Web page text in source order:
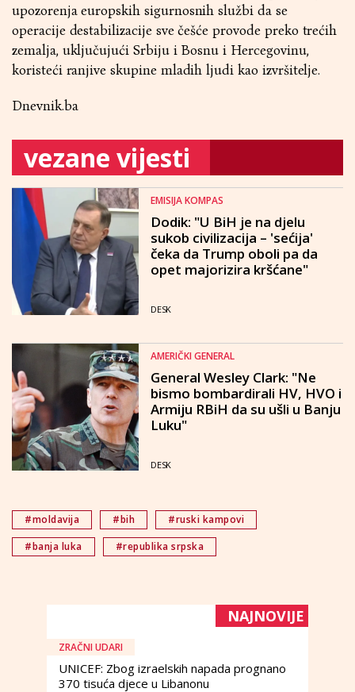
upozorenja europskih sigurnosnih službi da se
operacije destabilizacije sve češće provode preko trećih
zemalja, uključujući Srbiju i Bosnu i Hercegovinu,
koristeći ranjive skupine mladih ljudi kao izvršitelje.
Dnevnik.ba
vezane vijesti
EMISIJA KOMPAS
Dodik: "U BiH je na djelu
sukob civilizacija – 'sećija'
čeka da Trump oboli pa da
opet majorizira kršćane"
DESK
AMERIČKI GENERAL
General Wesley Clark: "Ne
bismo bombardirali HV, HVO i
Armiju RBiH da su ušli u Banju
Luku"
DESK
#moldavija #bih
#ruski kampovi
#banja luka
#republika srpska
NAJNOVIJE
ZRAČNI UDARI
UNICEF: Zbog izraelskih napada prognano
370 tisuća djece u Libanonu